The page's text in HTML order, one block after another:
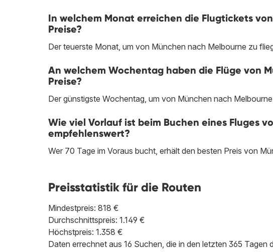
In welchem Monat erreichen die Flugtickets
Preise?
Der teuerste Monat, um von München nach Melbourne zu
An welchem Wochentag haben die Flüge von
Preise?
Der günstigste Wochentag, um von München nach
Wie viel Vorlauf ist beim Buchen eines Fluges
empfehlenswert?
Wer 70 Tage im Voraus bucht, erhält den besten Preis von
Preisstatistik für die Routen
Mindestpreis: 818 €
Durchschnittspreis: 1.149 €
Höchstpreis: 1.358 €
Daten errechnet aus 16 Suchen, die in den letzten 365 Tagen